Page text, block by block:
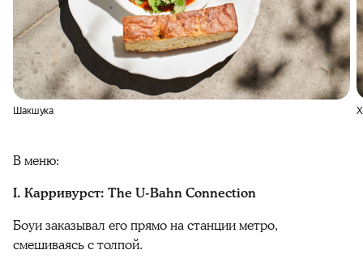
Шакшука
В меню:
I. Карривурст: The U-Bahn Connection
Боуи заказывал его прямо на станции метро,
смешиваясь с толпой.